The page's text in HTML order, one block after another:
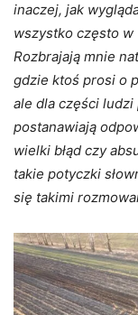
inaczej, jak
wszystko często
Rozbrajają mnie
gdzie ktoś prosi o
ale dla części
postanawiają
wielki błąd czy
takie potyczki
się takimi